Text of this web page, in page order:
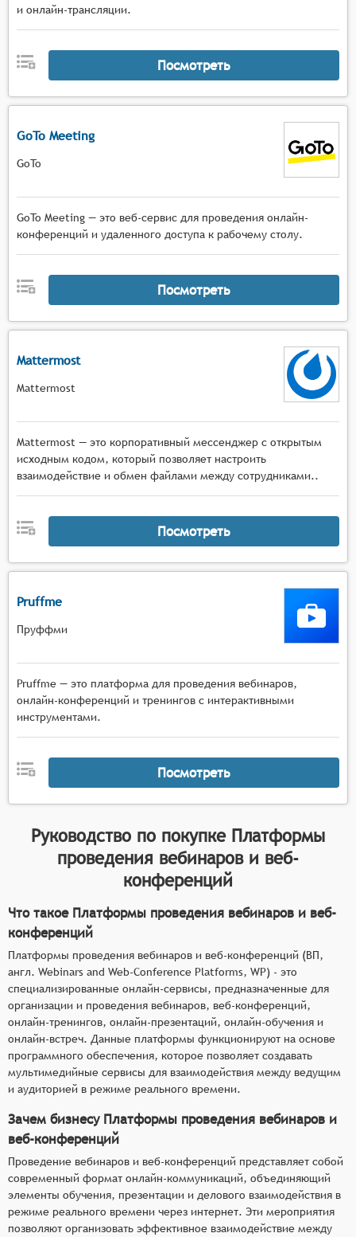
и онлайн-трансляции.
Посмотреть
GoTo Meeting
GoTo
GoTo Meeting — это веб-сервис для проведения онлайн-
конференций и удаленного доступа к рабочему столу.
Посмотреть
Mattermost
Mattermost
Mattermost — это корпоративный мессенджер с открытым
исходным кодом, который позволяет настроить
взаимодействие и обмен файлами между сотрудниками..
Посмотреть
Pruffme
Пруффми
Pruffme — это платформа для проведения вебинаров,
онлайн-конференций и тренингов с интерактивными
инструментами.
Посмотреть
Руководство по покупке Платформы
проведения вебинаров и веб-
конференций
Что такое Платформы проведения вебинаров и веб-
конференций
Платформы проведения вебинаров и веб-конференций (ВП,
англ. Webinars and Web-Conference Platforms, WP) - это
специализированные онлайн-сервисы, предназначенные для
организации и проведения вебинаров, веб-конференций,
онлайн-тренингов, онлайн-презентаций, онлайн-обучения и
онлайн-встреч. Данные платформы функционируют на основе
программного обеспечения, которое позволяет создавать
мультимедийные сервисы для взаимодействия между ведущим
и аудиторией в режиме реального времени.
Зачем бизнесу Платформы проведения вебинаров и
веб-конференций
Проведение вебинаров и веб-конференций представляет собой
современный формат онлайн-коммуникаций, объединяющий
элементы обучения, презентации и делового взаимодействия в
режиме реального времени через интернет. Эти мероприятия
позволяют организовать эффективное взаимодействие между